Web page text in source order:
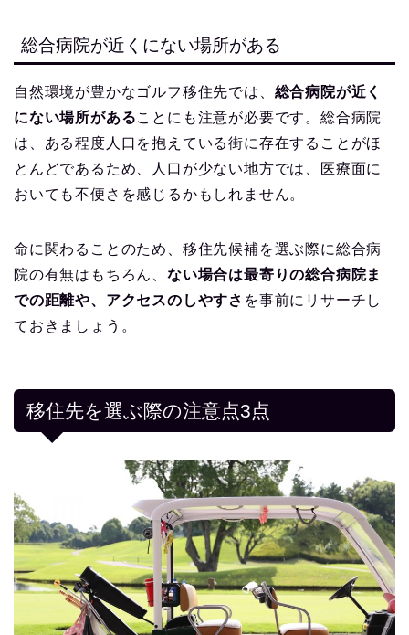
総合病院が近くにない場所がある
自然環境が豊かなゴルフ移住先では、 総合病院が近く
にない場所があることにも注意が必要です。総合病院
は、ある程度人口を抱えている街に存在することがほ
とんどであるため、人口が少ない地方では、医療面に
おいても不便さを感じるかもしれません。
命に関わることのため、移住先候補を選ぶ際に総合病
院の有無はもちろん、 ない場合は最寄りの総合病院ま
での距離や、アクセスのしやすさ を事前にリサーチし
ておきましょう。
移住先を選ぶ際の注意点3点